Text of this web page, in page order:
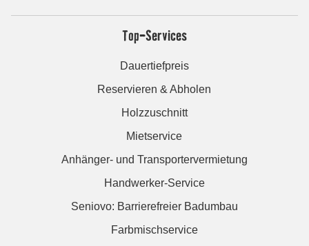
Top-Services
Dauertiefpreis
Reservieren & Abholen
Holzzuschnitt
Mietservice
Anhänger- und Transportervermietung
Handwerker-Service
Seniovo: Barrierefreier Badumbau
Farbmischservice